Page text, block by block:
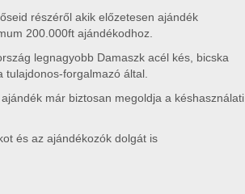
részéről akik előzetesen ajándék
200.000ft ajándékodhoz.
legnagyobb Damaszk acél kés, bicska
forgalmazó által.
már biztosan megoldja a késhasználati
és az ajándékozók dolgát is